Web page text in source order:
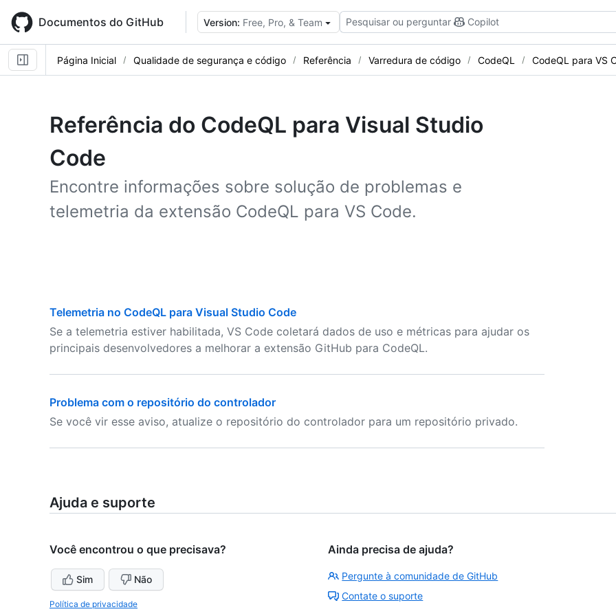
main
content
Documentos do GitHub Version: Free, Pro, & Team Pesquisar ou perguntar Copilot
Página Inicial Qualidade de segurança e código Referência Varredura de código CodeQL CodeQL para VS
Referência do CodeQL para Visual Studio
Code
Encontre informações sobre solução de problemas e
telemetria da extensão CodeQL para VS Code.
Telemetria no CodeQL para Visual Studio Code
Se a telemetria estiver habilitada, VS Code coletará dados de uso e métricas para ajudar os
principais desenvolvedores a melhorar a extensão GitHub para CodeQL.
Problema com o repositório do controlador
Se você vir esse aviso, atualize o repositório do controlador para um repositório privado.
Ajuda e suporte
Você encontrou o que precisava?
Sim Não
Política de privacidade
Ainda precisa de ajuda?
Pergunte à comunidade de GitHub
Contate o suporte